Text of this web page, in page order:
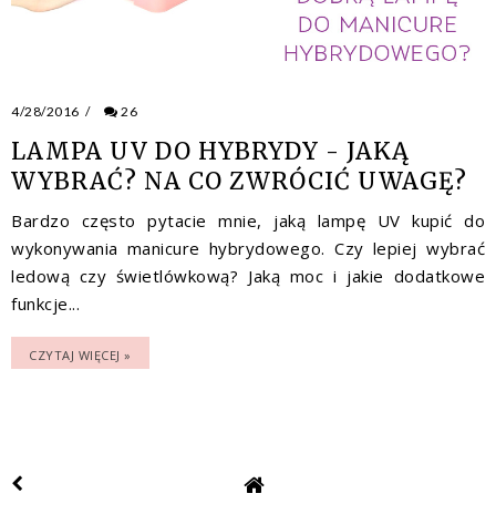
4/28/2016 / 26
LAMPA UV DO HYBRYDY - JAKĄ
WYBRAĆ? NA CO ZWRÓCIĆ UWAGĘ?
Bardzo często pytacie mnie, jaką lampę UV kupić do
wykonywania manicure hybrydowego. Czy lepiej wybrać
ledową czy świetlówkową? Jaką moc i jakie dodatkowe
funkcje...
CZYTAJ WIĘCEJ »